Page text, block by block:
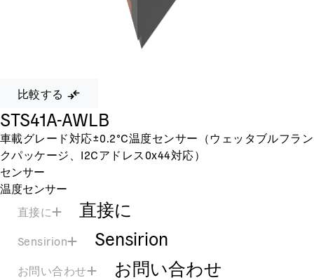
比較する
STS41A-AWLB
車載グレード対応±0.2°C温度センサー（ウェッタブルフラン
クパッケージ、I2Cアドレス0x44対応）
センサー
温度センサー
直接に
直接に
Sensirion Sensirion
お問い合わせ お問い合わせ